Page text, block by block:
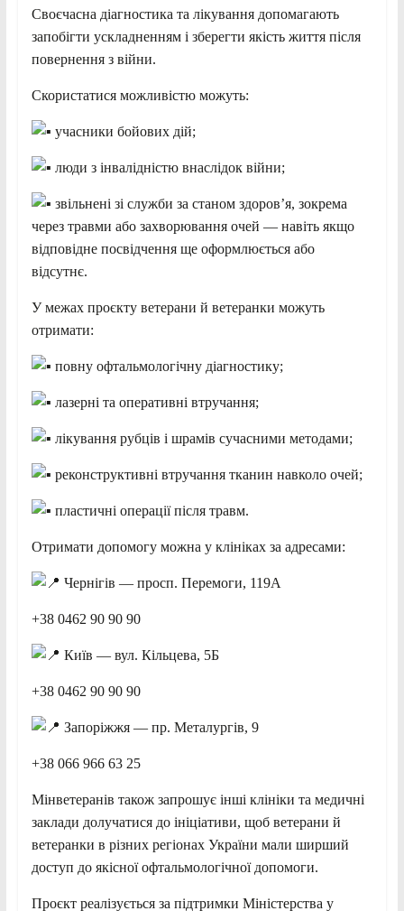
Своєчасна діагностика та лікування допомагають
запобігти ускладненням і зберегти якість життя після
повернення з війни.
Скористатися можливістю можуть:
учасники бойових дій;
люди з інвалідністю внаслідок війни;
звільнені зі служби за станом здоров’я, зокрема
через травми або захворювання очей — навіть якщо
відповідне посвідчення ще оформлюється або
відсутнє.
У межах проєкту ветерани й ветеранки можуть
отримати:
повну офтальмологічну діагностику;
лазерні та оперативні втручання;
лікування рубців і шрамів сучасними методами;
реконструктивні втручання тканин навколо очей;
пластичні операції після травм.
Отримати допомогу можна у клініках за адресами:
Чернігів — просп. Перемоги, 119А
+38 0462 90 90 90
Київ — вул. Кільцева, 5Б
+38 0462 90 90 90
Запоріжжя — пр. Металургів, 9
+38 066 966 63 25
Мінветеранів також запрошує інші клініки та медичні
заклади долучатися до ініціативи, щоб ветерани й
ветеранки в різних регіонах України мали ширший
доступ до якісної офтальмологічної допомоги.
Проєкт реалізується за підтримки Міністерства у